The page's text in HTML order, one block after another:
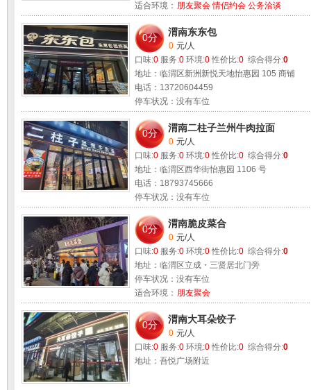
适合环境： 朋友聚会 情侣约会 公务洽谈
0分 渭南东东包
0 元/人
口味:0 服务:0 环境:0 性价比:0 综合得分:0
地址：临渭区新洲新悦天地怡惠园 105 商铺
电话：13720604459
停车状况：没有车位
0分 渭南二柱子兰州牛肉拉面
0 元/人
口味:0 服务:0 环境:0 性价比:0 综合得分:0
地址：临渭区西华街怡惠园 1106 号
电话：18793745666
停车状况：没有车位
0分 渭南脆皮菜合
0 元/人
口味:0 服务:0 环境:0 性价比:0 综合得分:0
地址：临渭区立成・三贤居北门旁
停车状况：没有车位
适合环境： 朋友聚会
0分 渭南大耳朵饺子
0 元/人
口味:0 服务:0 环境:0 性价比:0 综合得分:0
地址：吾悦广场附近